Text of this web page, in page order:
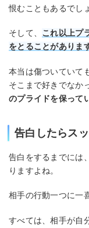
恨むこともあるでし
そして、 これ以上プ
をとることがありま
本当は傷ついていて
そこまで好きでなか
のプライドを保って
告白したらス
告白をするまでには
りますよね。
相手の行動一つに一
すべては、相手が自